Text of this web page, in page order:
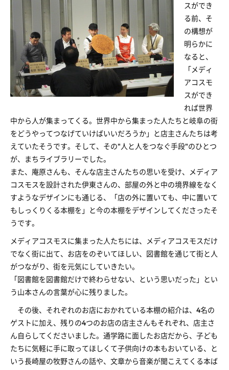
スができ
る前、そ
の構想が
明らかに
なると、
「メディ
アコスモ
スができ
れば世界
中から人が集まってくる。世界中から集まった人たちと岐阜の街
をどうやってつなげていけばいいだろうか」と店主さんたちは考
えていたそうです。そして、その"人と人をつなぐ手段"のひとつ
が、まちライブラリーでした。
また、庵原さんも、そんな店主さんたちの思いを受け、メディア
コスモスを設計された伊東さんの、部屋の外と中の境界線をなく
すようなデザインにも通じる、「店の外に置いても、中に置いて
もしっくりくる本棚を」と今の本棚をデザインしてくださったそ
うです。
メディアコスモスに集まった人たちには、メディアコスモスだけ
でなく街に出て、お店をのぞいてほしい、図書館を通じて街と人
がつながり、街を元気にしていきたい。
「図書館を図書館だけで終わらせない、という思いだった」とい
う山本さんの言葉が心に残りました。
その後、それぞれのお店におかれている本棚の紹介は、4名の
ゲストに加え、残りの4つのお店の店主さんもそれぞれ、店主さ
ん自らしてくださいました。通学路に面したお店だから、子ども
たちに気軽に手に取ってほしくて子供向けの本もおいている、と
いう長崎屋の牧野さんの話や、文章から音楽が聞こえてくる本ば